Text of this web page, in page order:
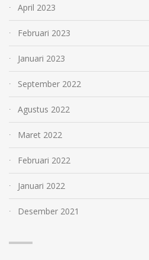
April 2023
Februari 2023
Januari 2023
September 2022
Agustus 2022
Maret 2022
Februari 2022
Januari 2022
Desember 2021